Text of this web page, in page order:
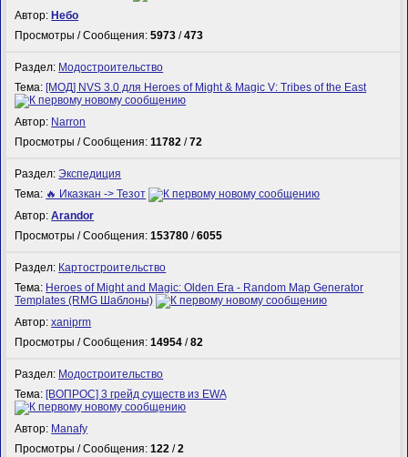
Автор: Небо
Просмотры / Сообщения:5973 /473
Раздел: Модостроительство
Тема: [МОД] NVS 3.0 для Heroes of Might & Magic V: Tribes of the East
Автор: Narron
Просмотры / Сообщения:11782 /72
Раздел:Экспедиция
Тема: 🔥 Иказкан -> Тезот
Автор:Arandor
Просмотры / Сообщения:153780 /6055
Раздел: Картостроительство
Тема: Heroes of Might and Magic: Olden Era - Random Map Generator
Templates (RMG Шаблоны)
Автор:xaniprm
Просмотры / Сообщения:14954 /82
Раздел: Модостроительство
Тема: [ВОПРОС] 3 грейд существ из EWA
Автор: Manafy
Просмотры / Сообщения:122 /2